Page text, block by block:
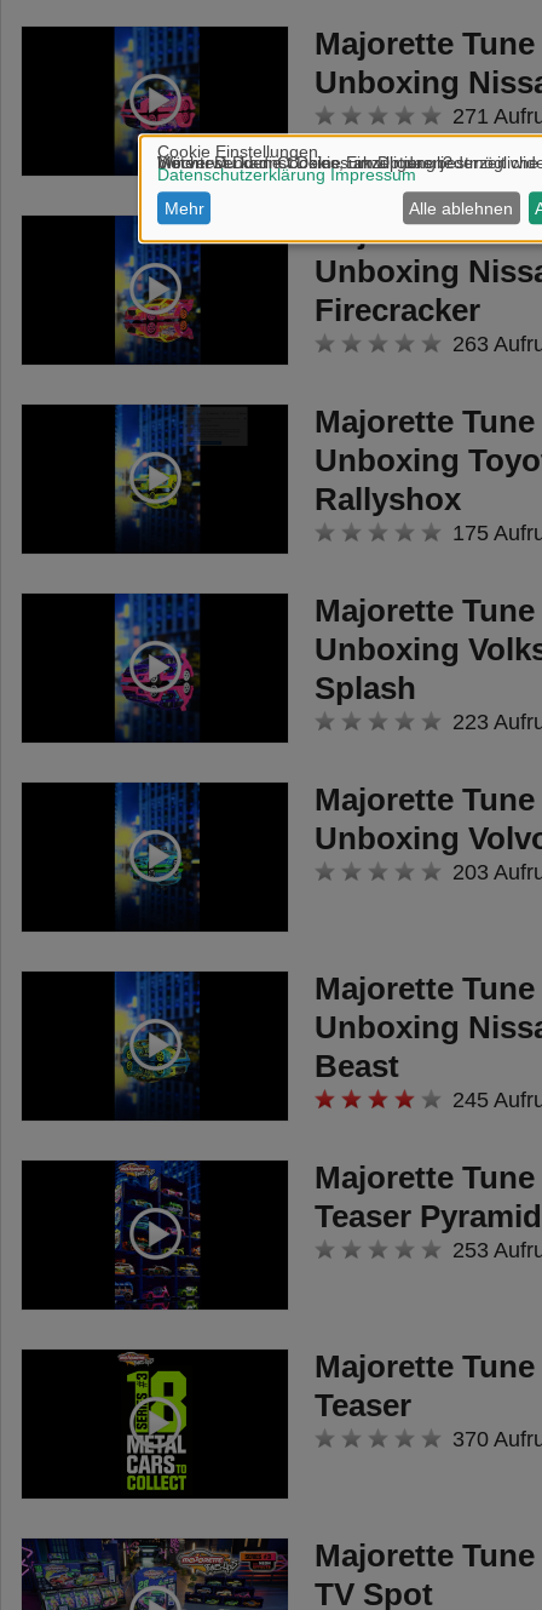
Majorette
Unboxing
271
Majorette
Unboxing
Firecracker
263
Majorette
Unboxing
Rallyshox
175
Majorette
Unboxing
Splash
223
Majorette
Unboxing
203
Majorette
Unboxing
Beast
245
Majorette
Teaser
253
Majorette
Teaser
370
Majorette
TV Spot